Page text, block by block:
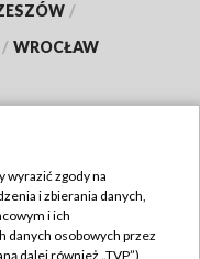
/
/ WROCŁAW
wyrazić zgody na
i zbierania danych,
i ich
danych osobowych przez
dalej również „TVP”),